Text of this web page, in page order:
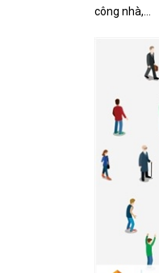
công nhà,…